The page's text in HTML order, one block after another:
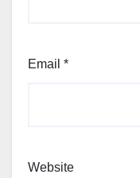
Email *
Website